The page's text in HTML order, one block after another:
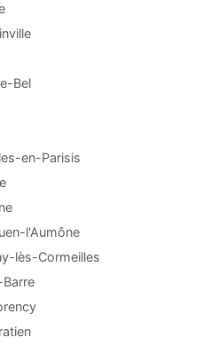
Bel
en-Parisis
l'Aumône
lès-Cormeilles